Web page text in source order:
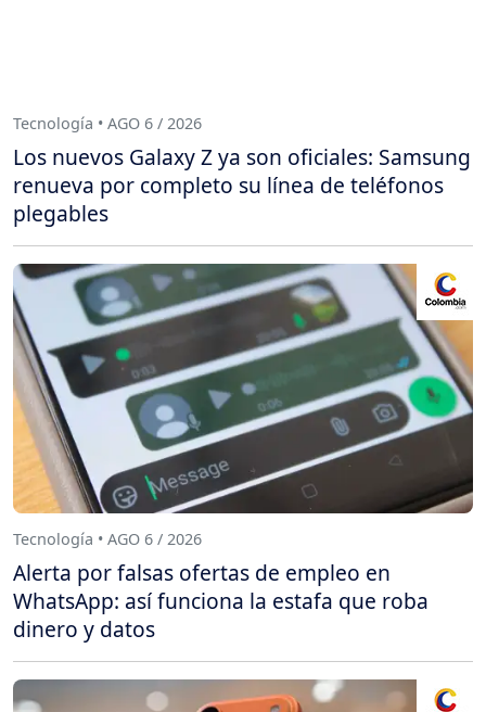
Tecnología • AGO 6 / 2026
Los nuevos Galaxy Z ya son oficiales: Samsung
renueva por completo su línea de teléfonos
plegables
Tecnología • AGO 6 / 2026
Alerta por falsas ofertas de empleo en
WhatsApp: así funciona la estafa que roba
dinero y datos